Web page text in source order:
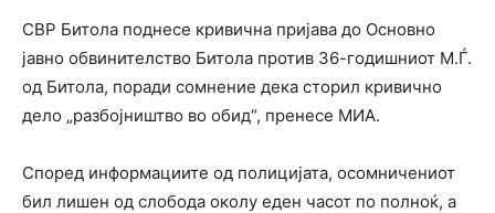
СВР Битола поднесе кривична пријава до Основно
јавно обвинителство Битола против 36-годишниот М.Ѓ.
од Битола, поради сомнение дека сторил кривично
дело „разбојништво во обид“, пренесе МИА.
Според информациите од полицијата, осомничениот
бил лишен од слобода околу еден часот по полноќ, а